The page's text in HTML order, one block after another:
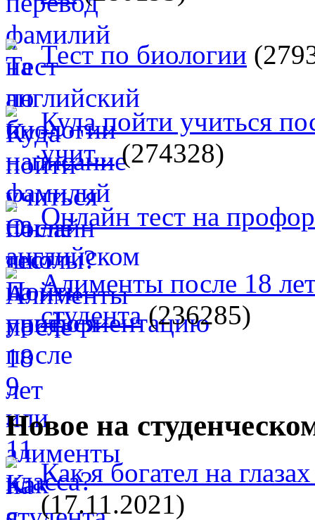
Тест по биологии
Куда пойти учиться
учит...(274328)
Онлайн тест на
Алименты после 18
студента(236285)
Новое на
Как я богател на
(17.11.2021)